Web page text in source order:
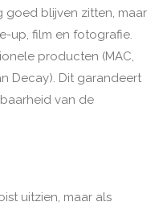
goed blijven zitten, maar
up, film en fotografie.
producten (MAC,
Decay). Dit garandeert
van de
uitzien, maar als